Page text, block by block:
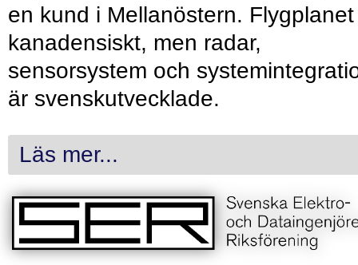
en kund i Mellanöstern.
kanadensiskt, men radar,
sensorsystem och
är svenskutvecklade.
Läs mer...